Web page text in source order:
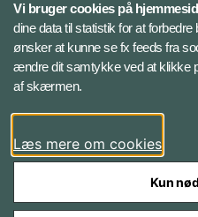
Databeskyttelse
Følg Jydske Dragonregiment
Facebook
Vi bruger cookies på
dine data til statistik for at
ønsker at kunne se fx feeds fra
ændre dit samtykke ved at klikke
af skærmen.
Læs mere om cookies
Kun